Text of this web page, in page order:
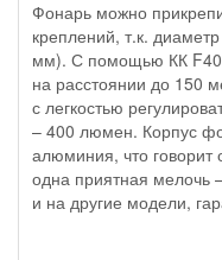
Фонарь можно
креплений, т.к.
мм). С помощью КК
на расстоянии до 150
с легкостью
– 400 люмен. Корпус
алюминия, что
одна приятная мелочь
и на другие модели,